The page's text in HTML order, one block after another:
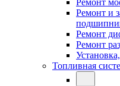
Ремонт
Ремонт и
Ремонт
Ремонт
Топливная